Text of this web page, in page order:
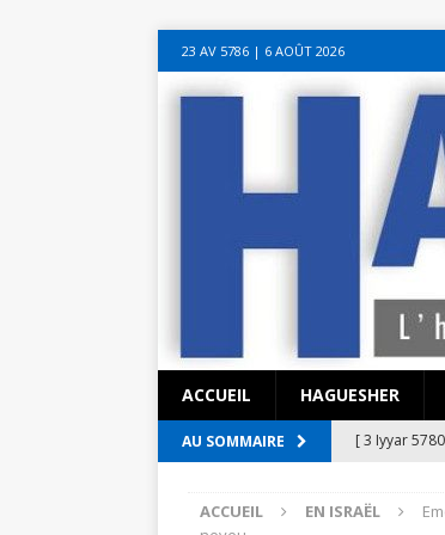
seks hattı numara istanbul escort
canlı sohbet hatları sohbet numaraları ucuz
23 AV 5786‎ | 6 AOÛT 2026
ACCUEIL HAGUESHER
AU SOMMAIRE [ 3 Iyyar
?
EN
ACCUEIL EN ISRAËL